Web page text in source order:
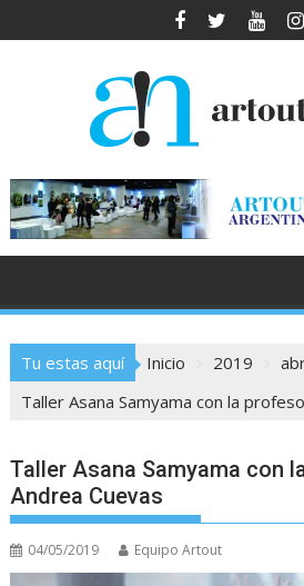
al
Tu estas aquí Inicio 2019
Taller Asana Samyama con la
Taller Asana Samyama con
Andrea Cuevas
04/05/2019 Equipo Artout